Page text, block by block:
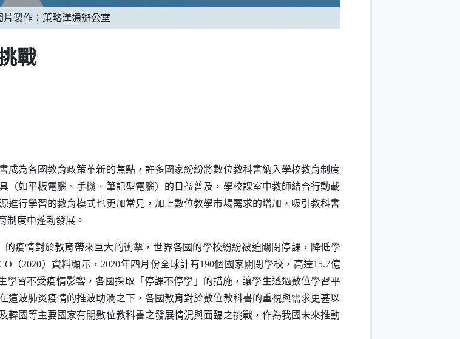
片製作：策略溝通辦公室
戰
為各國教育政策革新的焦點，許多國家紛紛將數位教科書納入學校教育制度
（如平板電腦、手機、筆記型電腦）的日益普及，學校課室中教師結合行動載
進行學習的教育模式也更加常見，加上數位教學市場需求的增加，吸引教科書
制度中蓬勃發展。
的疫情對於教育帶來巨大的衝擊，世界各國的學校紛紛被迫關閉停課，降低學
（2020）資料顯示，2020年四月份全球計有190個國家關閉學校，高達15.7億
學習不受疫情影響，各國採取「停課不停學」的措施，讓學生透過數位學習平
這波肺炎疫情的推波助瀾之下，各國教育對於數位教科書的重視與需求更甚以
韓國等主要國家有關數位教科書之發展情況與面臨之挑戰，作為我國未來推動